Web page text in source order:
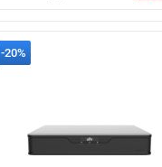
-20%